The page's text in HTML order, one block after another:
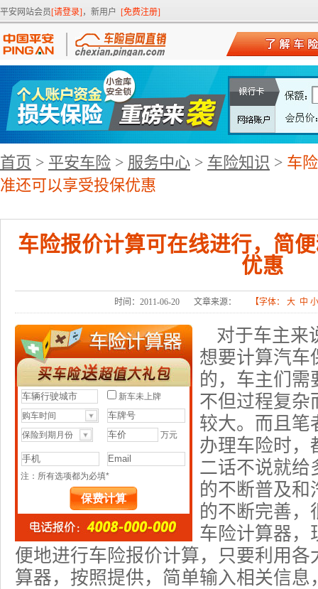
平安网站会员[请登录] ，新用户 [免费注册]
首页 > 平安车险 > 服务中心 > 车险知识 > 车
准还可以享受投保优惠
车险报价计算可在线进行，简
优惠
时间：2011-06-20 文章来源： 【字体： 大 中 小
对于车主来
想要计算汽车
的，车主们需
不但过程复杂
较大。而且笔
办理车险时，
二话不说就给
的不断普及和
的不断完善，
车险计算器，
便地进行车险报价计算，只要利用
算器，按照提供，简单输入相关信